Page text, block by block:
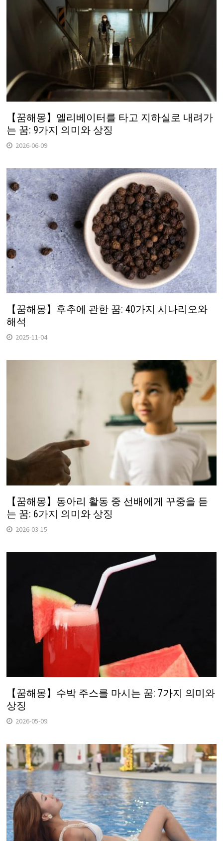
【꿈해몽】엘리베이터를 타고 지하실로 내려가
는 꿈: 9가지 의미와 상징
2026-06-09
【꿈해몽】후추에 관한 꿈: 40가지 시나리오와
해석
2025-11-04
【꿈해몽】동아리 활동 중 선배에게 꾸중을 듣
는 꿈: 6가지 의미와 상징
2026-03-15
【꿈해몽】수박 주스를 마시는 꿈: 7가지 의미와
상징
2026-05-09